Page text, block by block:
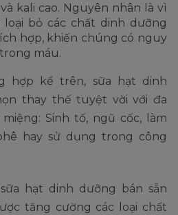
kali cao. Nguyên nhân là vì
bỏ các chất dinh dưỡng
hợp, khiến chúng có nguy
máu.
hợp kể trên, sữa hạt dinh
thay thế tuyệt vời với đa
Sinh tố, ngũ cốc, làm
hay sử dụng trong công
hạt dinh dưỡng bán sẵn
tăng cường các loại chất